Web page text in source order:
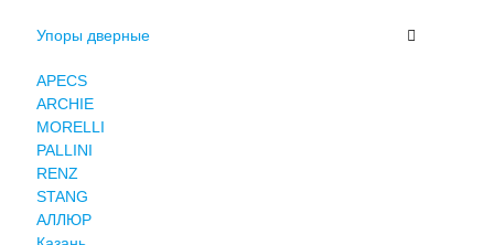
Упоры дверные
APECS
ARCHIE
MORELLI
PALLINI
RENZ
STANG
АЛЛЮР